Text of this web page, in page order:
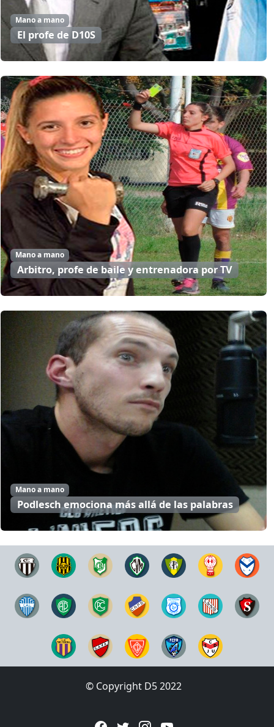
Mano a mano
El profe de D10S
Mano a mano
Arbitro, profe de baile y entrenadora por TV
Mano a mano
Podlesch emociona más allá de las palabras
© Copyright D5 2022